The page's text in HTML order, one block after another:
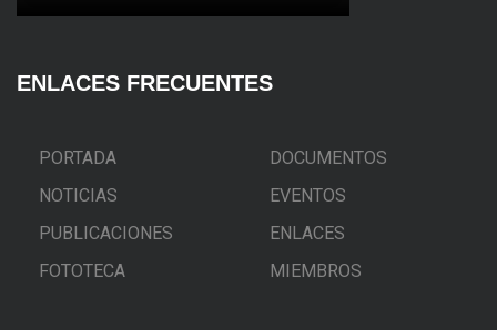
ENLACES FRECUENTES
PORTADA
DOCUMENTOS
NOTICIAS
EVENTOS
PUBLICACIONES
ENLACES
FOTOTECA
MIEMBROS